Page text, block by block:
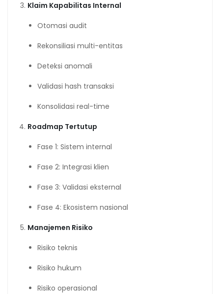
Klaim Kapabilitas Internal
Otomasi audit
Rekonsiliasi multi-entitas
Deteksi anomali
Validasi hash transaksi
Konsolidasi real-time
Roadmap Tertutup
Fase 1: Sistem internal
Fase 2: Integrasi klien
Fase 3: Validasi eksternal
Fase 4: Ekosistem nasional
Manajemen Risiko
Risiko teknis
Risiko hukum
Risiko operasional